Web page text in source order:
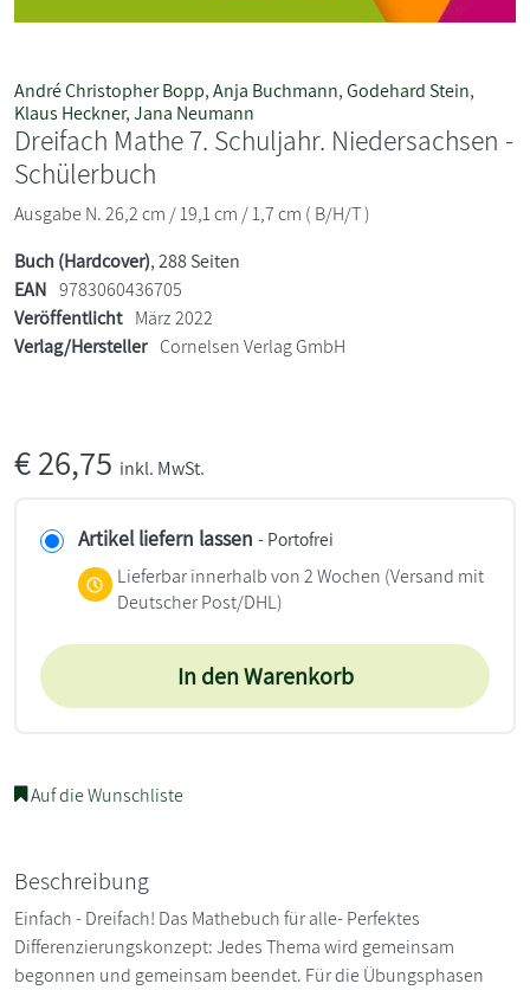
André Christopher Bopp,Anja Buchmann,Godehard Stein,
Klaus Heckner,Jana Neumann
Dreifach Mathe 7. Schuljahr. Niedersachsen -
Schülerbuch
Ausgabe N. 26,2 cm / 19,1 cm / 1,7 cm ( B/H/T )
Buch (Hardcover), 288 Seiten
EAN 9783060436705
Veröffentlicht März 2022
Verlag/Hersteller Cornelsen Verlag GmbH
€26,75 inkl. MwSt.
Artikel liefern lassen - Portofrei
Lieferbar innerhalb von 2 Wochen (Versand mit
Deutscher Post/DHL)
In den Warenkorb
Auf die Wunschliste
Beschreibung
Einfach - Dreifach! Das Mathebuch für alle- Perfektes
Differenzierungskonzept: Jedes Thema wird gemeinsam
begonnen und gemeinsam beendet. Für die Übungsphasen